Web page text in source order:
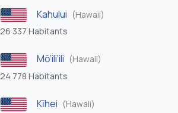
Kahului (Hawaii)
26 337 Habitants
Mō‘ili‘ili (Hawaii)
24 778 Habitants
Kīhei (Hawaii)